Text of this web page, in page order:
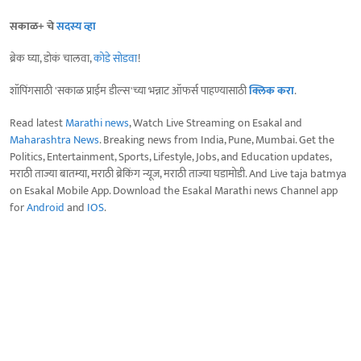
सकाळ+ चेसदस्य व्हा
ब्रेक घ्या, डोकं चालवा,कोडे सोडवा!
शॉपिंगसाठी 'सकाळ प्राईम डील्स'च्या भन्नाट ऑफर्स पाहण्यासाठीक्लिक करा.
Read latestMarathi news, Watch Live Streaming on Esakal and
Maharashtra News. Breaking news from India, Pune, Mumbai. Get the
Politics, Entertainment, Sports, Lifestyle, Jobs, and Education updates,
मराठी ताज्या बातम्या, मराठी ब्रेकिंग न्यूज, मराठी ताज्या घडामोडी. And Live taja batmya
on Esakal Mobile App. Download the Esakal Marathi news Channel app
forAndroidand IOS.